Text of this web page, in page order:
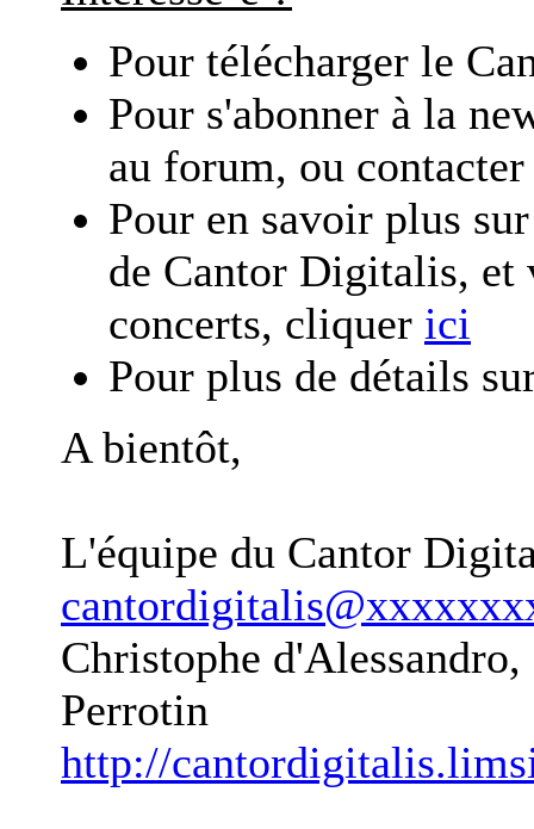
Pour télécharger le
Pour s'abonner à la
au forum, ou
Pour en savoir plus
de Cantor Digitalis, et
concerts, cliquer ici
Pour plus de détails
A bientôt,
L'équipe du Cantor
Christophe
Perrotin
http://